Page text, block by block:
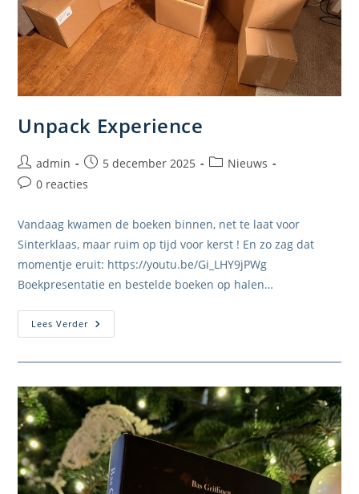
Unpack Experience
Bericht
auteur:
admin
Bericht
gepubliceerd
5 december 2025 Berichtcategorie:
Nieuws
Bericht0 reacties
Vandaag kwamen de boeken binnen, net te laat voor
Sinterklaas, maar ruim op tijd voor kerst ! En zo zag dat
momentje eruit: https://youtu.be/Gi_LHY9jPWg
Boekpresentatie en bestelde boeken op halen…
Lees VerderUnpack
Experience